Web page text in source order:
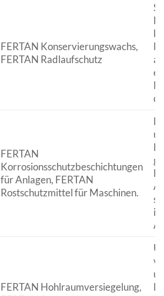
FERTAN Konservierungswachs,
FERTAN Radlaufschutz
FERTAN
Korrosionsschutzbeschichtungen
für Anlagen, FERTAN
Rostschutzmittel für Maschinen.
FERTAN Hohlraumversiegelung,